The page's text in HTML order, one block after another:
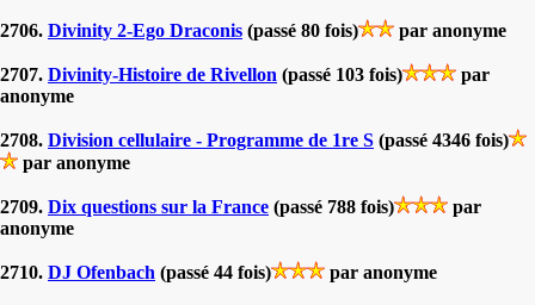
2706. Divinity 2-Ego Draconis (passé 80 fois) par anonyme
2707. Divinity-Histoire de Rivellon (passé 103 fois)
par
anonyme
2708. Division cellulaire - Programme de 1re S (passé 4346 fois)
par anonyme
2709. Dix questions sur la France (passé 788 fois)
par
anonyme
2710. DJ Ofenbach (passé 44 fois) par anonyme